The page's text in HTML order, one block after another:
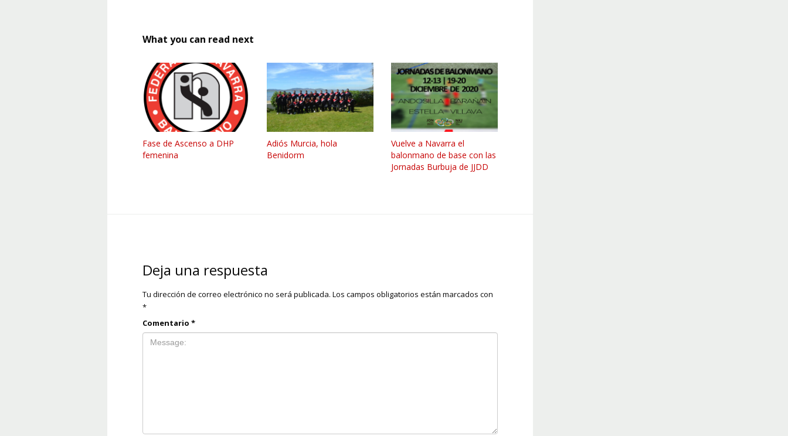
What you can read next
Fase de Ascenso a DHP
femenina
Adiós Murcia, hola
Benidorm
Vuelve a Navarra el
balonmano de base con las
Jornadas Burbuja de JJDD
Deja una respuesta
Tu dirección de correo electrónico no será publicada. Los campos obligatorios están marcados con
*
Comentario *